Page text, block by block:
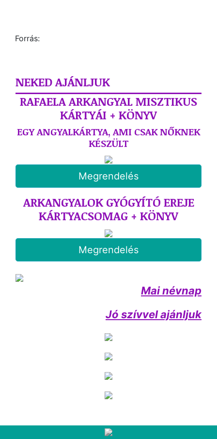
Forrás:
NEKED AJÁNLJUK
RAFAELA ARKANGYAL MISZTIKUS
KÁRTYÁI + KÖNYV
EGY ANGYALKÁRTYA, AMI CSAK NŐKNEK
KÉSZÜLT
Megrendelés
ARKANGYALOK GYÓGYÍTÓ EREJE
KÁRTYACSOMAG + KÖNYV
Megrendelés
Mai névnap
Jó szívvel ajánljuk